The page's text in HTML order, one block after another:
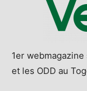
1er
et les ODD au